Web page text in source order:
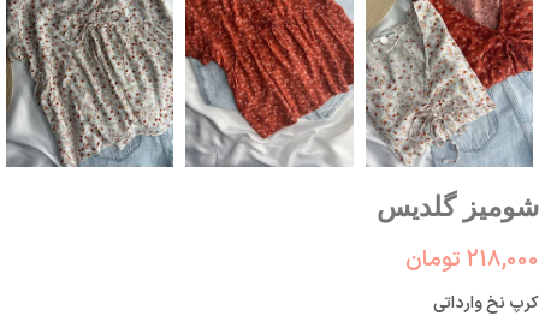
شومیز گلدیس
218,000 تومان
کرپ نخ وارداتی